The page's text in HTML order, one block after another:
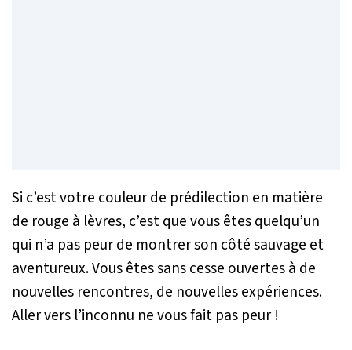
Si c’est votre couleur de prédilection en matière
de rouge à lèvres, c’est que vous êtes quelqu’un
qui n’a pas peur de montrer son côté sauvage et
aventureux. Vous êtes sans cesse ouvertes à de
nouvelles rencontres, de nouvelles expériences.
Aller vers l’inconnu ne vous fait pas peur !